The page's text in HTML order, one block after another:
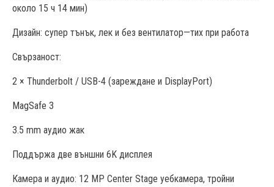
около 15 ч 14 мин)
Дизайн: супер тънък, лек и без вентилатор—тих при работа
Свързаност:
2 × Thunderbolt / USB-4 (зареждане и DisplayPort)
MagSafe 3
3.5 mm аудио жак
Поддържа две външни 6K дисплея
Камера и аудио: 12 MP Center Stage уебкамера, тройни